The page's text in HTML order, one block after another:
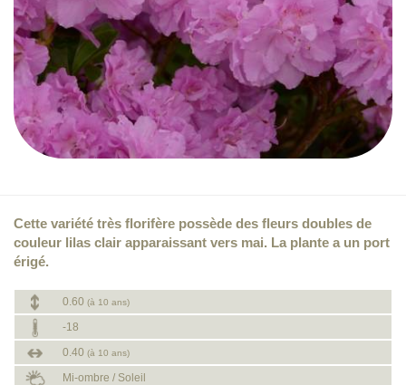
Cette variété très florifère possède des fleurs doubles de
couleur lilas clair apparaissant vers mai. La plante a un port
érigé.
0.60 (à 10 ans)
-18
0.40 (à 10 ans)
Mi-ombre / Soleil